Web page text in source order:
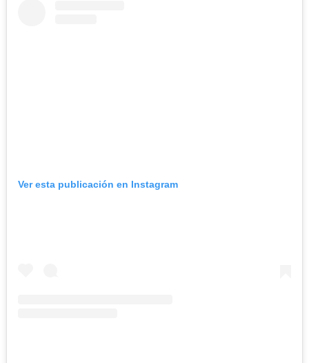
Ver esta publicación en Instagram